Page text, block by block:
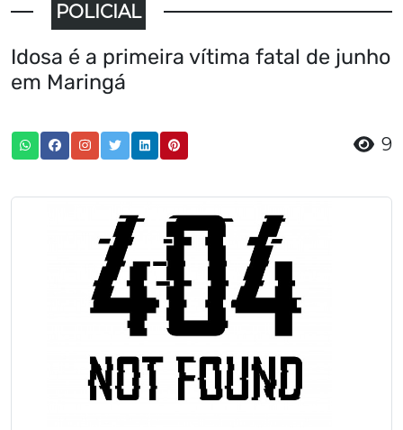
POLICIAL
Idosa é a primeira vítima fatal de junho
em Maringá
9